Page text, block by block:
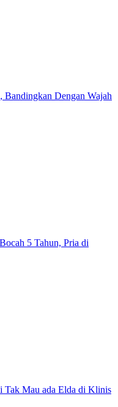
Bandingkan Dengan Wajah
5 Tahun, Pria di
Tak Mau ada Elda di Klinis